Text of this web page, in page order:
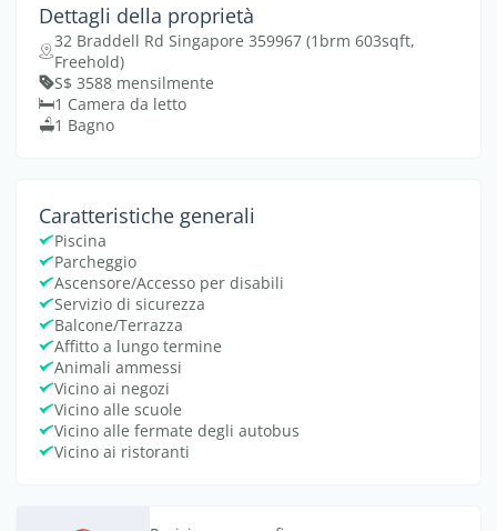
Dettagli della proprietà
32 Braddell Rd Singapore 359967 (1brm 603sqft,
Freehold)
S$ 3588 mensilmente
1 Camera da letto
1 Bagno
Caratteristiche generali
Piscina
Parcheggio
Ascensore/Accesso per disabili
Servizio di sicurezza
Balcone/Terrazza
Affitto a lungo termine
Animali ammessi
Vicino ai negozi
Vicino alle scuole
Vicino alle fermate degli autobus
Vicino ai ristoranti